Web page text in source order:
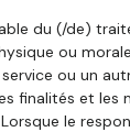
du (/de)
ou
ou un
finalités et les
le